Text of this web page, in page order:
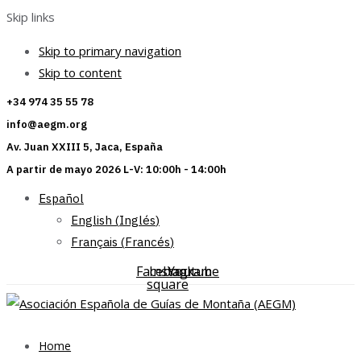
Skip links
Skip to primary navigation
Skip to content
+34 974 35 55 78
info@aegm.org
Av. Juan XXIII 5, Jaca, España
A partir de mayo 2026 L-V: 10:00h - 14:00h
Español
English (Inglés)
Français (Francés)
Facebook-
square
Instagram
Youtube
Home